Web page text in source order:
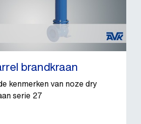
brandkraan
kenmerken van noze dry
serie 27